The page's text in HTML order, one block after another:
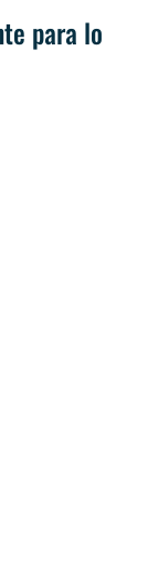
para lo